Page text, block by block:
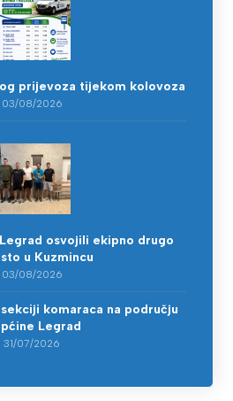
prijevoza tijekom kolovoza
03/08/2026
osvojili ekipno drugo
u Kuzmincu
03/08/2026
komaraca na području
Legrad
31/07/2026